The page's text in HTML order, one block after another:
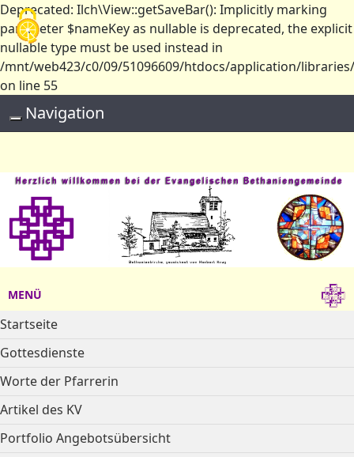
Deprecated: Ilch\View::getSaveBar(): Implicitly marking
parameter $nameKey as nullable is deprecated, the explicit
nullable type must be used instead in
/mnt/web423/c0/09/51096609/htdocs/application/
on line 55
Toggle navigation
Navigation
MENÜ
Startseite
Gottesdienste
Worte der Pfarrerin
Artikel des KV
Portfolio Angebotsübersicht
Cookie-Einstellungen